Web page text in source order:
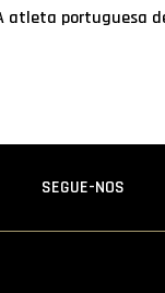
atleta portuguesa
SEGUE-NOS